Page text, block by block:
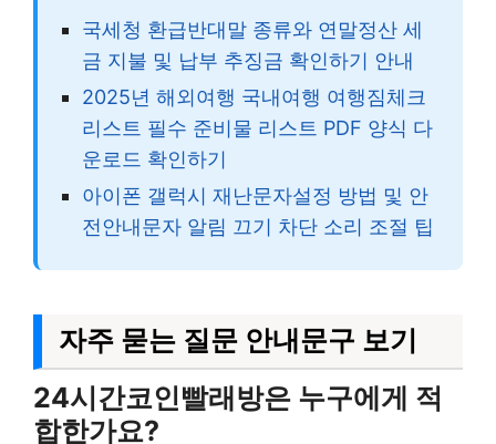
국세청 환급반대말 종류와 연말정산 세
금 지불 및 납부 추징금 확인하기 안내
2025년 해외여행 국내여행 여행짐체크
리스트 필수 준비물 리스트 PDF 양식 다
운로드 확인하기
아이폰 갤럭시 재난문자설정 방법 및 안
전안내문자 알림 끄기 차단 소리 조절 팁
자주 묻는 질문 안내문구 보기
24시간코인빨래방은 누구에게 적
합한가요?